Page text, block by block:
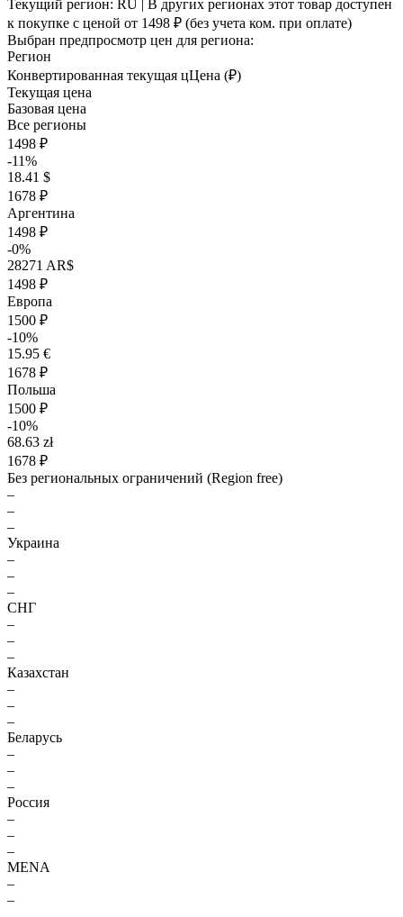
Текущий регион: RU | В других регионах этот товар доступен
к покупке с ценой от 1498 ₽ (без учета ком. при оплате)
Выбран предпросмотр цен для региона:
Регион
Конвертированная текущая цЦена (₽)
Текущая цена
Базовая цена
Все регионы
1498 ₽
-11%
18.41 $
1678 ₽
Аргентина
1498 ₽
-0%
28271 AR$
1498 ₽
Европа
1500 ₽
-10%
15.95 €
1678 ₽
Польша
1500 ₽
-10%
68.63 zł
1678 ₽
Без региональных ограничений (Region free)
–
–
–
Украина
–
–
–
СНГ
–
–
–
Казахстан
–
–
–
Беларусь
–
–
–
Россия
–
–
–
MENA
–
–